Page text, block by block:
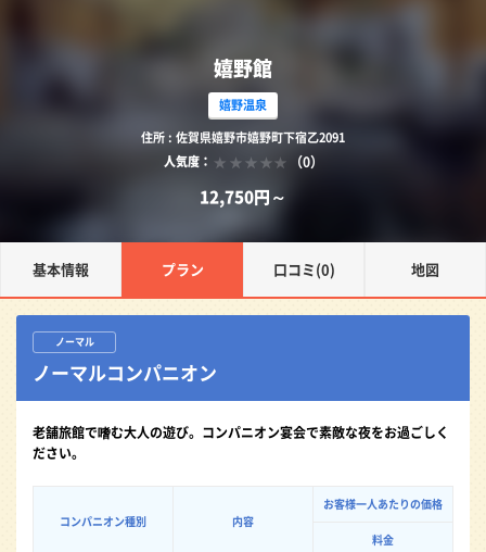
嬉野館
嬉野温泉
住所 : 佐賀県嬉野市嬉野町下宿乙2091
人気度：
（0）
12,750円～
基本情報 プラン 口コミ(0) 地図
ノーマル
ノーマルコンパニオン
老舗旅館で嗜む大人の遊び。コンパニオン宴会で素敵な夜をお過ごしく
ださい。
コンパニオン種別 内容
お客様一人あたりの価格
料金